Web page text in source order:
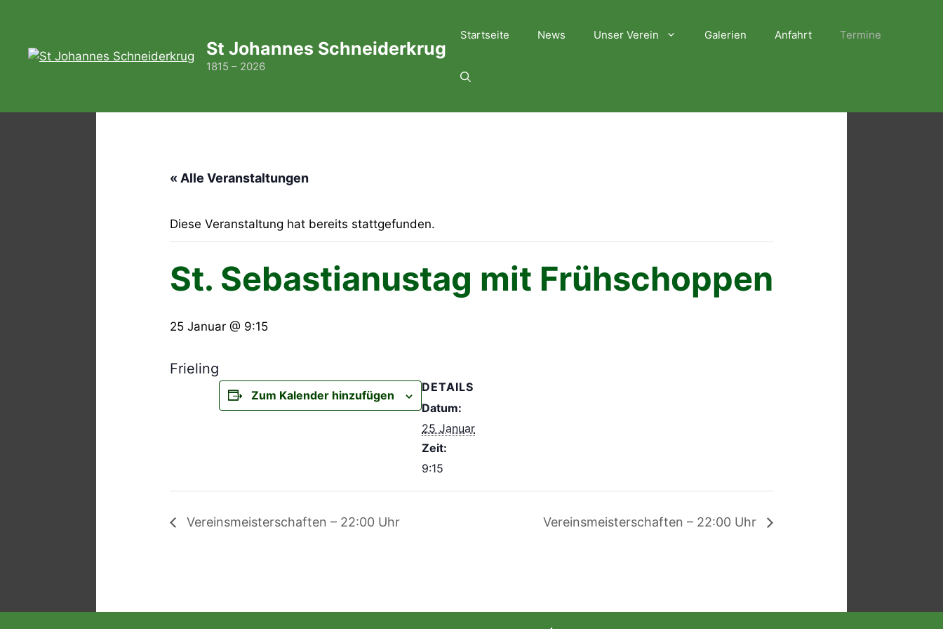
St Johannes Schneiderkrug
1815 – 2026
Startseite News Unser Verein Galerien Anfahrt Termine
« Alle Veranstaltungen
Diese Veranstaltung hat bereits stattgefunden.
St. Sebastianustag mit Frühschoppen
25 Januar @ 9:15
Frieling
Zum Kalender hinzufügen
DETAILS
Datum:
25 Januar
Zeit:
9:15
Vereinsmeisterschaften – 22:00 Uhr Vereinsmeisterschaften – 22:00 Uhr